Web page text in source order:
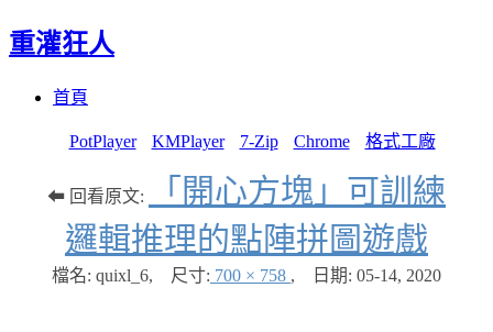
重灌狂人
首頁
PotPlayer KMPlayer 7-Zip Chrome 格式工廠
⬅ 回看原文:
「開心方塊」可訓練
邏輯推理的點陣拼圖遊戲
檔名: quixl_6, 尺寸: 700 × 758 , 日期: 05-14, 2020